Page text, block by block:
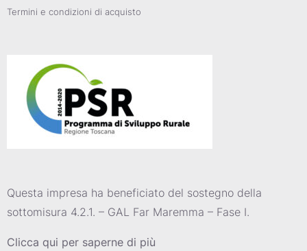
Termini e condizioni di acquisto
Questa impresa ha beneficiato del sostegno della
sottomisura 4.2.1. – GAL Far Maremma – Fase I.
Clicca qui per saperne di più